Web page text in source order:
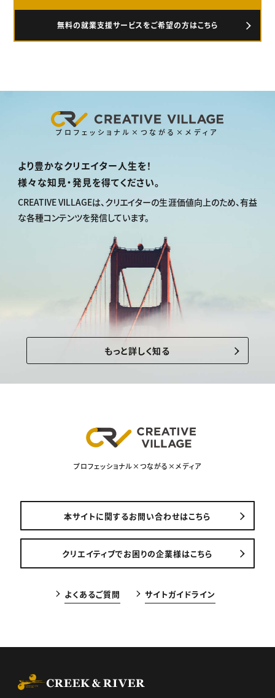
無料の就業支援サービスをご希望の方はこちら
プロフェッショナル×つながる×メディア
より豊かなクリエイター人生を！
様々な知見・発見を得てください。
CREATIVE VILLAGEは、クリエイターの生涯価値向上のため、有益
な各種コンテンツを発信しています。
もっと詳しく知る
プロフェッショナル×つながる×メディア
本サイトに関するお問い合わせはこちら
クリエイティブでお困りの企業様はこちら
よくあるご質問 サイトガイドライン